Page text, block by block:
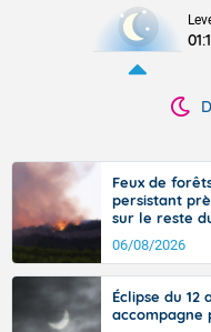
Feux de
persistant
sur le reste
06/08/2026
Éclipse du 12
accompagne